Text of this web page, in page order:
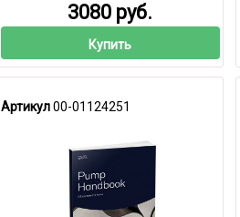
3080 руб.
Купить
Артикул00-01124251